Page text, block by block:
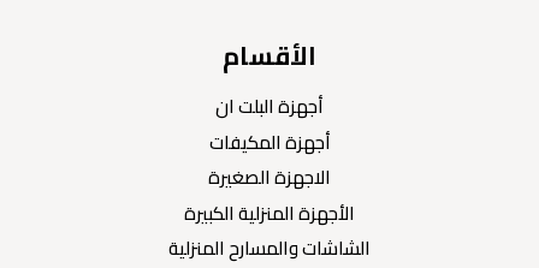
الأقسام
أجهزة البلت ان
أجهزة المكيفات
الاجهزة الصغيرة
الأجهزة المنزلية الكبيرة
الشاشات والمسارح المنزلية